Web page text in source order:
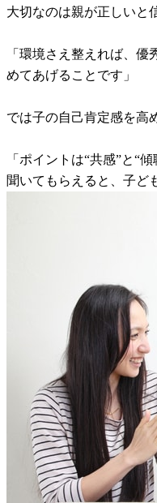
大切なのは親が正しいと
「環境さえ整えれば、
めてあげることです」
では子の自己肯定感を高
「ポイントは“共感”と“
聞いてもらえると、子ど